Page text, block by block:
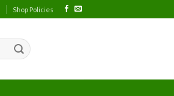
Shop Policies